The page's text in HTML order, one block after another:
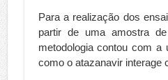
Para a realização dos
partir de uma amostra
metodologia contou com a
como o atazanavir interage